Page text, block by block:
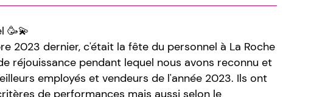
🥳💫
2023 dernier, c'était la fête du personnel à La Roche
réjouissance pendant lequel nous avons reconnu et
employés et vendeurs de l'année 2023. Ils ont
de performances mais aussi selon le